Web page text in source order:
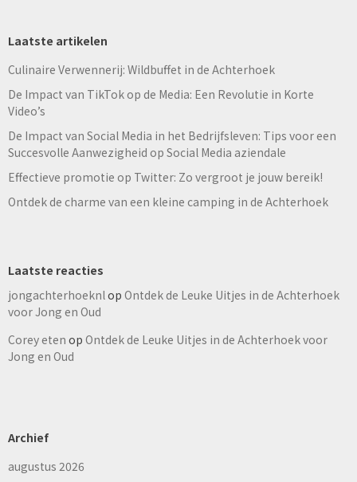
Laatste artikelen
Culinaire Verwennerij: Wildbuffet in de Achterhoek
De Impact van TikTok op de Media: Een Revolutie in Korte
Video’s
De Impact van Social Media in het Bedrijfsleven: Tips voor een
Succesvolle Aanwezigheid op Social Media aziendale
Effectieve promotie op Twitter: Zo vergroot je jouw bereik!
Ontdek de charme van een kleine camping in de Achterhoek
Laatste reacties
jongachterhoeknlop Ontdek de Leuke Uitjes in de Achterhoek
voor Jong en Oud
Corey eten op Ontdek de Leuke Uitjes in de Achterhoek voor
Jong en Oud
Archief
augustus 2026